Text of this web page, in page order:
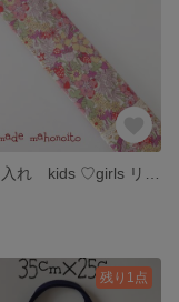
残り1点